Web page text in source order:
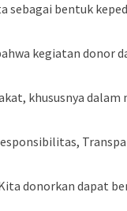
bentuk
kegiatan donor
khususnya
donorkan dapat